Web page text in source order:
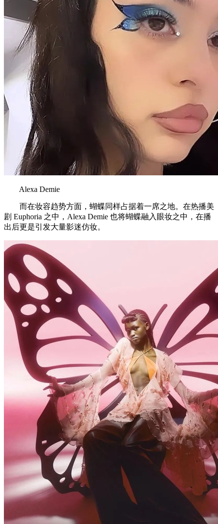
Alexa Demie
而在妆容趋势方面，蝴蝶同样占据着一席之地。在热播美
剧 Euphoria 之中，Alexa Demie 也将蝴蝶融入眼妆之中，在播
出后更是引发大量影迷仿妆。